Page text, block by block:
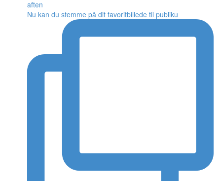
Nu kan du stemme på dit favoritbillede til publiku